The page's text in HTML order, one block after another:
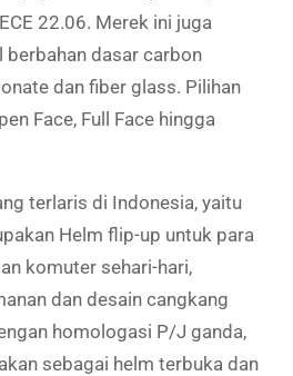
22.06. Merek ini juga
berbahan dasar carbon
dan fiber glass. Pilihan
Face, Full Face hingga
terlaris di Indonesia, yaitu
Helm flip-up untuk para
komuter sehari-hari,
dan desain cangkang
homologasi P/J ganda,
sebagai helm terbuka dan